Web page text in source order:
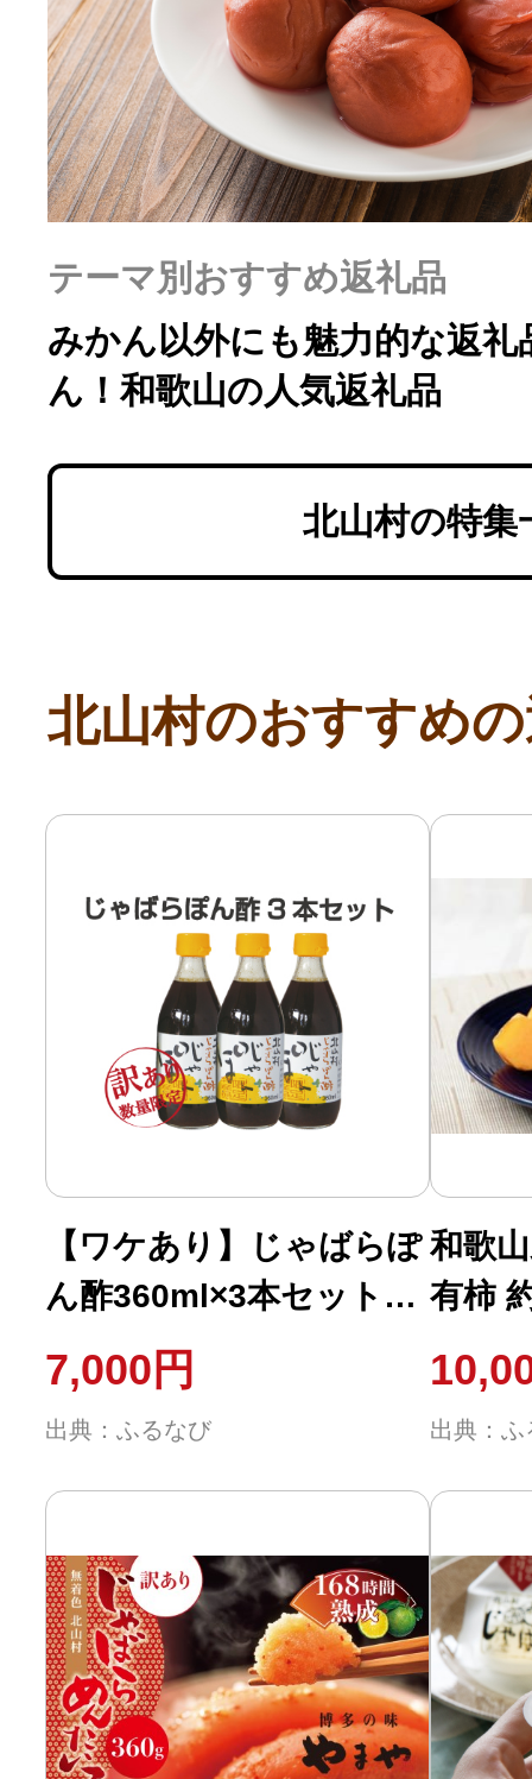
よくあるご質問
問い合わせ
テーマ別おすすめ返礼品
みかん以外にも魅力的な返礼
ん！和歌山の人気返礼品
北山村の特集
北山村のおすすめ
【ワケあり】じゃばらぽ
ん酢360ml×3本セット
【njb361-wk】
7,000円
出典：ふるなび
和歌
有柿
入り
月中
【
出典：ふ